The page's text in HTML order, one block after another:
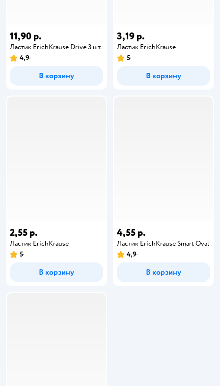
11,90 р.
Ластик ErichKrause Drive 3 шт.
4,9
В корзину
3,19 р.
Ластик ErichKrause
5
В корзину
2,55 р.
Ластик ErichKrause
5
В корзину
4,55 р.
Ластик ErichKrause Smart Oval
4,9
В корзину